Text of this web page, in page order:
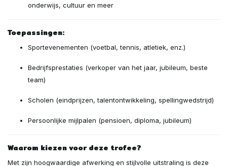
onderwijs, cultuur en meer
Toepassingen:
Sportevenementen (voetbal, tennis, atletiek, enz.)
Bedrijfsprestaties (verkoper van het jaar, jubileum, beste
team)
Scholen (eindprijzen, talentontwikkeling, spellingwedstrijd)
Persoonlijke mijlpalen (pensioen, diploma, jubileum)
Waarom kiezen voor deze trofee?
Met zijn hoogwaardige afwerking en stijlvolle uitstraling is deze